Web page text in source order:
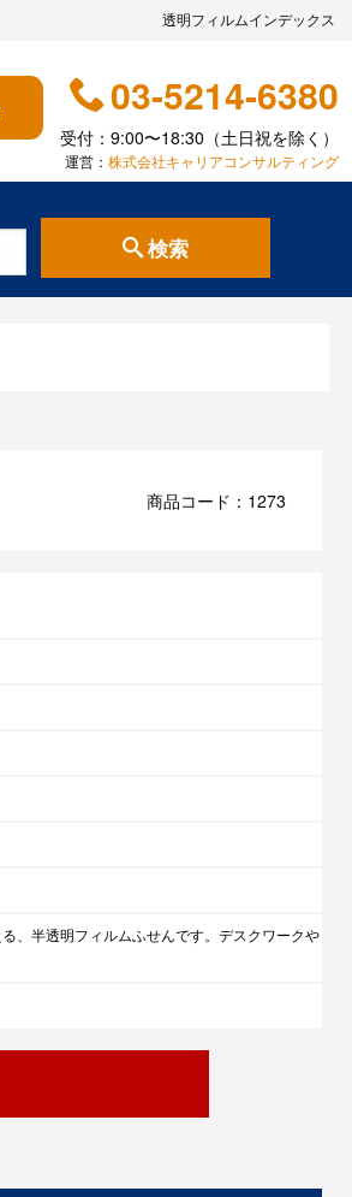
透明フィルムインデックス
03-5214-6380
受付：9:00〜18:30（土日祝を除く）
運営：株式会社キャリアコンサルティング
検索
商品コード：1273
、半透明フィルムふせんです。デスクワークや